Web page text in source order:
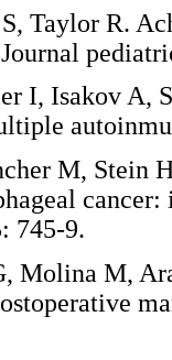
Taylor R.
I, Isakov A,
M, Stein
745-9.
Molina M,